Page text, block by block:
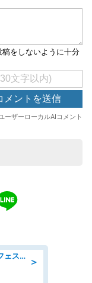
＞
ホールスタッフ/「家具屋が営むカフェスタッフ!」週2日～OK!嬉しいまかない付き/岡山県/浅口郡里庄町